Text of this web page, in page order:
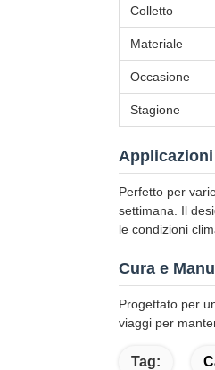
Colletto
Materiale
Occasione
Stagione
Perfetto per
settimana. Il
le condizioni
Cura e
Progettato per
viaggi per
Tag: